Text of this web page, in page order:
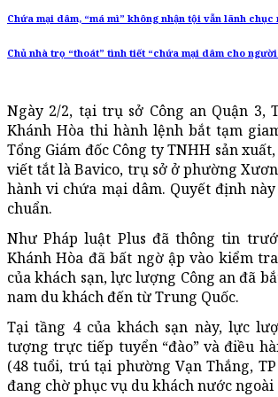
Chứa mại dâm, “má mì” không nhận tội vẫn lãnh chục
Chủ nhà trọ “thoát” tình tiết “chứa mại dâm cho
Ngày 2/2, tại trụ sở Công an Quận 3,
Khánh Hòa thi hành lệnh bắt tạm
Tổng Giám đốc Công ty TNHH sản
viết tắt là Bavico, trụ sở ở phường
hành vi chứa mại dâm. Quyết định
chuẩn.
Như Pháp luật Plus đã thông tin
Khánh Hòa đã bất ngờ ập vào kiểm
của khách sạn, lực lượng Công an đã
nam du khách đến từ Trung Quốc.
Tại tầng 4 của khách sạn này, lực
tượng trực tiếp tuyển “đào” và điều
(48 tuổi, trú tại phường Vạn Thắng,
đang chờ phục vụ du khách nước ngoài